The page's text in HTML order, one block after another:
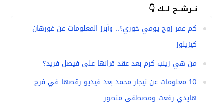
نــرشــح لــك 👇
كم عمر زوج يومي خوري؟.. وأبرز المعلومات عن غورهان
كيزيلوز
من هي زينب كرم بعد عقد قرانها على فيصل فريد؟
10 معلومات عن نيجار محمد بعد فيديو رقصها في فرح
هايدي رفعت ومصطفى منصور